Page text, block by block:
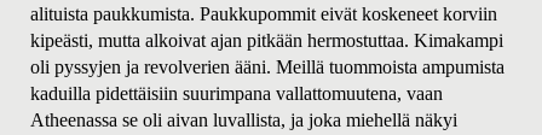
alituista paukkumista. Paukkupommit eivät koskeneet korviin
kipeästi, mutta alkoivat ajan pitkään hermostuttaa. Kimakampi
oli pyssyjen ja revolverien ääni. Meillä tuommoista ampumista
kaduilla pidettäisiin suurimpana vallattomuutena, vaan
Atheenassa se oli aivan luvallista, ja joka miehellä näkyi